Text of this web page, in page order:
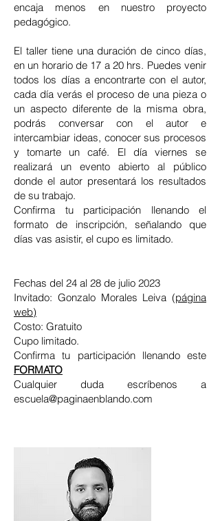
encaja menos en nuestro proyecto
pedagógico.
El taller tiene una duración de cinco días,
en un horario de 17 a 20 hrs. Puedes venir
todos los días a encontrarte con el autor,
cada día verás el proceso de una pieza o
un aspecto diferente de la misma obra,
podrás conversar con el autor e
intercambiar ideas, conocer sus procesos
y tomarte un café. El día viernes se
realizará un evento abierto al público
donde el autor presentará los resultados
de su trabajo.
Confirma tu participación llenando el
formato de inscripción, señalando que
días vas asistir, el cupo es limitado.
Fechas del 24 al 28 de julio 2023
Invitado: Gonzalo Morales Leiva (página
web)
Costo: Gratuito
Cupo limitado.
Confirma tu participación llenando este
FORMATO
Cualquier duda escríbenos a
escuela@paginaenblando.com